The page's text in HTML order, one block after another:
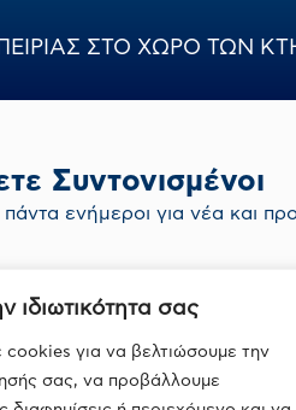
ιδιωτικότητα σας
cookies για να βελτιώσουμε την
σας, να προβάλλουμε
ΣΤΟ ΧΩΡΟ ΤΩΝ
Συντονισμένοι
πάντα ενήμεροι για νέα και